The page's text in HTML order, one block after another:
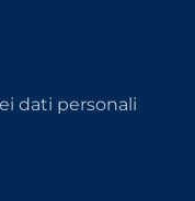
dati personali